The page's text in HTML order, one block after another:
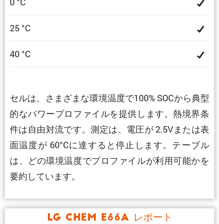
25 °C
40 °C
セルは、さまざまな環境温度で100% SOCから典型
的なパワープロファイルを提供します。熱境界条
件は自由対流です。測定は、電圧が 2.5Vまたは表
面温度が 60°Cに達すると停止します。テーブル
は、どの環境温度でプロファイルが利用可能かを
要約しています。
LG Chem E66A レポート